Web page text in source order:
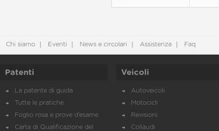
Chi siamo Eventi News e circolari Assistenza Faq
Patenti
La patente di guida
Tutte le pratiche
Foglio rosa e prove d’esame
Carta di Qualificazione del
Veicoli
Autoveicoli
Motocicli
Revisioni
Collaudi